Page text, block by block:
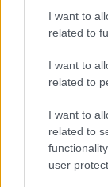
I want to
related to
I want to
related to
I want to
related to
user
την
κλινών
ασθενών
δύο τόνων
μετέφερε
τραυματίες